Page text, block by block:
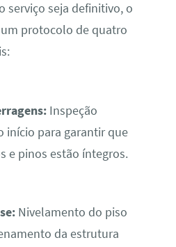
serviço seja definitivo, o
protocolo de quatro
Inspeção
início para garantir que
e pinos estão íntegros.
Nivelamento do piso
da estrutura